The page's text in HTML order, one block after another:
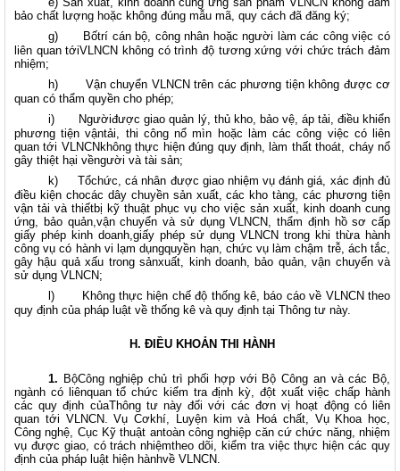
bảo chất lượng hoặc không đúng mẫu mã, quy cách đã đăng ký;
g)
Bốtrí cán bộ, công nhân hoặc người làm các công việc có
liên quan tớiVLNCN không có trình độ tương xứng với chức trách đảm
nhiệm;
h)
Vận chuyển VLNCN trên các phương tiện không được cơ
quan có thẩm quyền cho phép;
i)
Ngườiđược giao quản lý, thủ kho, bảo vệ, áp tải, điều khiển
phương tiện vậntải, thi công nổ mìn hoặc làm các công việc có liên
quan tới VLNCNkhông thực hiện đúng quy định, làm thất thoát, cháy nổ
gây thiệt hại vềngười và tài sản;
k)
Tổchức, cá nhân được giao nhiệm vụ đánh giá, xác định đủ
điều kiện chocác dây chuyền sản xuất, các kho tàng, các phương tiện
vận tải và thiếtbị kỹ thuật phục vụ cho việc sản xuất, kinh doanh cung
ứng, bảo quản,vận chuyển và sử dụng VLNCN, thẩm định hồ sơ cấp
giấy phép kinh doanh,giấy phép sử dụng VLNCN trong khi thừa hành
công vụ có hành vi lạm dụngquyền hạn, chức vụ làm chậm trễ, ách tắc,
gây hậu quả xấu trong sảnxuất, kinh doanh, bảo quản, vận chuyển và
sử dụng VLNCN;
l)
Không thực hiện chế độ thống kê, báo cáo về VLNCN theo
quy định của pháp luật về thống kê và quy định tại Thông tư này.
H. ĐIỀU KHOẢN THI HÀNH
1. BộCông nghiệp chủ trì phối hợp với Bộ Công an và các Bộ,
ngành có liênquan tổ chức kiểm tra định kỳ, đột xuất việc chấp hành
các quy định củaThông tư này đối với các đơn vị hoạt động có liên
quan tới VLNCN. Vụ Cơkhí, Luyện kim và Hoá chất, Vụ Khoa học,
Công nghệ, Cục Kỹ thuật antoàn công nghiệp căn cứ chức năng, nhiệm
vụ được giao, có trách nhiệmtheo dõi, kiểm tra việc thực hiện các quy
định của pháp luật hiện hànhvề VLNCN.